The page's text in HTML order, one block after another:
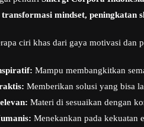
transformasi mindset, peningkatan
ciri khas dari gaya motivasi dan
Mampu membangkitkan
Memberikan solusi yang bisa
Materi di sesuaikan dengan
Menekankan pada kekuatan